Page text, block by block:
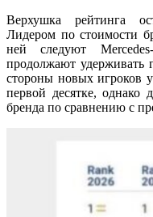
Верхушка рейтинга
Лидером по стоимости
ней следуют
продолжают удерживать
стороны новых игроков
первой десятке, однако
бренда по сравнению с